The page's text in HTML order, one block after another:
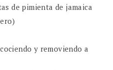
de pimienta de jamaica
y removiendo a